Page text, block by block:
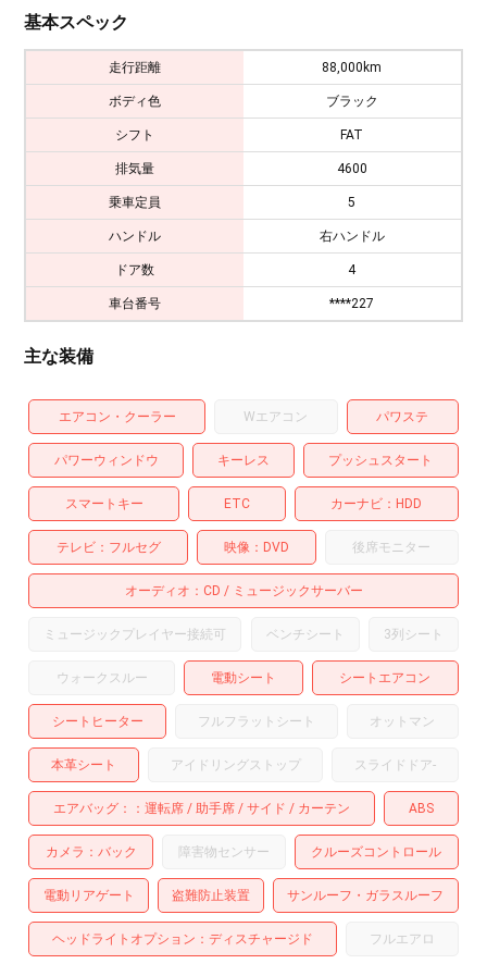
基本スペック
走行距離 88,000km
ボディ色 ブラック
シフト FAT
排気量 4600
乗車定員 5
ハンドル 右ハンドル
ドア数 4
車台番号 ****227
主な装備
エアコン・クーラー Wエアコン パワステ
パワーウィンドウ キーレス プッシュスタート
スマートキー ETC カーナビ HDD
テレビ フルセグ 映像 DVD 後席モニター
オーディオ CD ミュージックサーバー
ミュージックプレイヤー接続可 ベンチシート 3列シート
ウォークスルー 電動シート シートエアコン
シートヒーター フルフラットシート オットマン
本革シート アイドリングストップ スライドドア-
エアバッグ： 運転席 助手席 サイド カーテン ABS
カメラ バック 障害物センサー クルーズコントロール
電動リアゲート 盗難防止装置 サンルーフ・ガラスルーフ
ヘッドライトオプション ディスチャージド フルエアロ